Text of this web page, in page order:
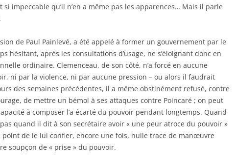
si impeccable qu’il n’en a même pas les apparences… Mais il parle
de Paul Painlevé, a été appelé à former un gouvernement par le
hésitant, après les consultations d’usage, ne s’éloignant donc en
ordinaire. Clemenceau, de son côté, n’a forcé en aucune
ni par la violence, ni par aucune pression – ou alors il faudrait
des semaines précédentes, il a même obstinément refusé, contre
de mettre un bémol à ses attaques contre Poincaré ; on peut
à composer l’a écarté du pouvoir pendant longtemps. Quand
quand il dit à son secrétaire avoir « une peur atroce du pouvoir »
point de le lui confier, encore une fois, nulle trace de manœuvre
soupçon de « prise » du pouvoir.